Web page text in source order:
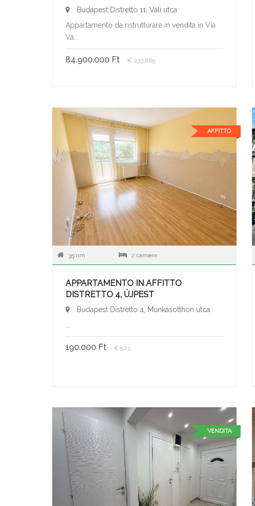
Budapest Distretto 11, Váli utca
Appartamento da ristrutturare in vendita in Via
Vá...
84.900.000 Ft € 233.865
AFFITTO
35 nm 2 camere
APPARTAMENTO IN AFFITTO
DISTRETTO 4, ÚJPEST
Budapest Distretto 4, Munkásotthon utca
190.000 Ft € 523
VENDITA